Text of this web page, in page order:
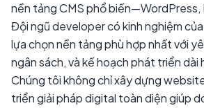
nền tảng CMS phổ biến—WordPress,
Đội ngũ developer có kinh nghiệm
lựa chọn nền tảng phù hợp nhất với
ngân sách, và kế hoạch phát triển dài
Chúng tôi không chỉ xây dựng
triển giải pháp digital toàn diện giúp